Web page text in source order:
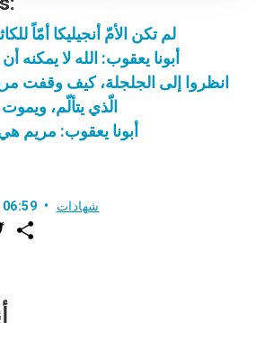
لم تكن الأمّ أنجيليكا أمّاً
أبونا يعقوب: الله لا يمكنه
انظروا إلى الجلجلة، كيف وقفت
الّذي يتألّم،
أبونا يعقوب: مريم هي
06:59 شهادات
w